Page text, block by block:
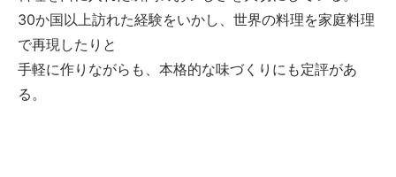
30か国以上訪れた経験をいかし、世界の料理を家庭料理
で再現したりと
手軽に作りながらも、本格的な味づくりにも定評があ
る。